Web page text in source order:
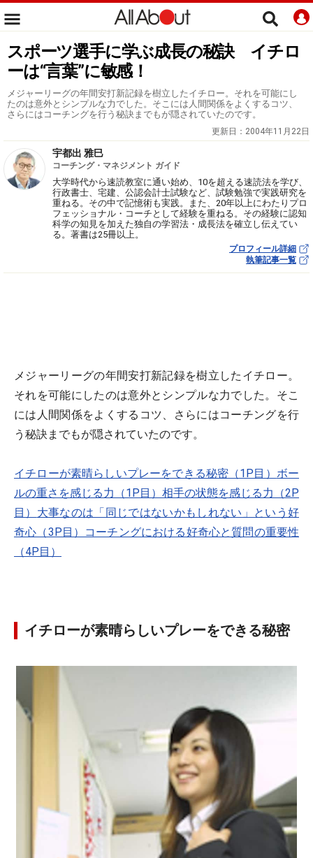
スポーツ選手に学ぶ成長の秘訣 イチロ
ーは“言葉”に敏感！
メジャーリーグの年間安打新記録を樹立したイチロー。それを可能にし
たのは意外とシンプルな力でした。そこには人間関係をよくするコツ、
さらにはコーチングを行う秘訣までもが隠されていたのです。
更新日： 2004年11月22日
宇都出 雅巳
コーチング・マネジメント ガイド
大学時代から速読教室に通い始め、10を超える速読法を学び、
行政書士、宅建、公認会計士試験など、試験勉強で実践研究を
重ねる。その中で記憶術も実践。また、20年以上にわたりプロ
フェッショナル・コーチとして経験を重ねる。その経験に認知
科学の知見を加えた独自の学習法・成長法を確立し伝えてい
る。著書は25冊以上。
プロフィール詳細
執筆記事一覧
メジャーリーグの年間安打新記録を樹立したイチロー。
それを可能にしたのは意外とシンプルな力でした。そこ
には人間関係をよくするコツ、さらにはコーチングを行
う秘訣までもが隠されていたのです。
イチローが素晴らしいプレーをできる秘密（1P目） ボー
ルの重さを感じる力（1P目） 相手の状態を感じる力（2P
目） 大事なのは「同じではないかもしれない」という好
奇心（3P目）
コーチングにおける好奇心と質問の重要性
（4P目）
イチローが素晴らしいプレーをできる秘密